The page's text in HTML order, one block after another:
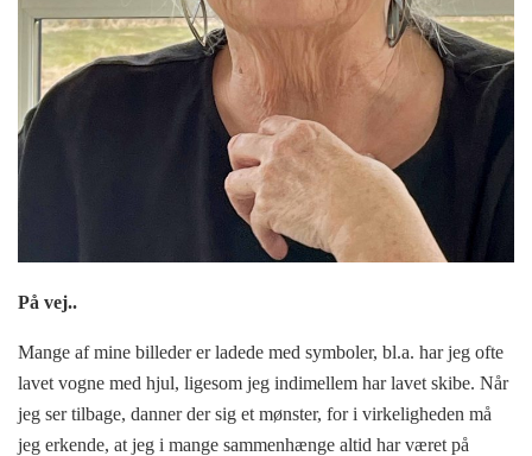
På vej..
Mange af mine billeder er ladede med symboler, bl.a. har jeg ofte
lavet vogne med hjul, ligesom jeg indimellem har lavet skibe. Når
jeg ser tilbage, danner der sig et mønster, for i virkeligheden må
jeg erkende, at jeg i mange sammenhænge altid har været på